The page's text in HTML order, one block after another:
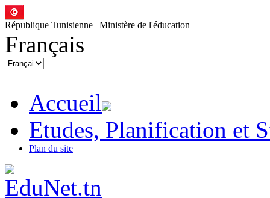
République Tunisienne | Ministère de l'éducation
Français
Accueil
Etudes, Planification et
Plan du site